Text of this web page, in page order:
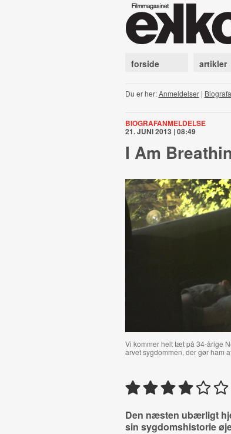
forside artikler
Du er her:Anmeldelser|
BIOGRAFANMELDELSE
21. JUNI 2013 | 08:49
I Am
Vi kommer helt tæt på 34-årige
arvet sygdommen, der gør ham
Den næsten ubærligt
sin sygdomshistorie